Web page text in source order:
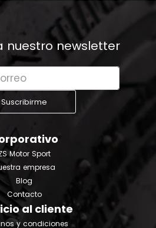
nuestro newsletter
Suscribirme
Motor Sport
empresa
Blog
Contacto
al cliente
y condiciones